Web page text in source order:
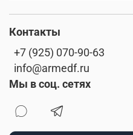
Контакты
+7 (925) 070-90-63
info@armedf.ru
Мы в соц. сетях